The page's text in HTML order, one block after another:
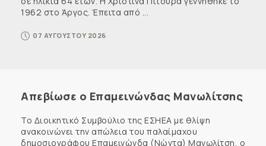
1962 στο Άργος. Έπειτα από ...
07 ΑΥΓΟΥΣΤΟΥ 2026
Απεβίωσε ο Επαμεινώνδας Μανωλίτσης
Το Διοικητικό Συμβούλιο της ΕΣΗΕΑ με θλίψη
ανακοινώνει την απώλεια του παλαίμαχου
δημοσιογράφου Επαμεινώνδα (Νώντα) Μανωλίτση, ο